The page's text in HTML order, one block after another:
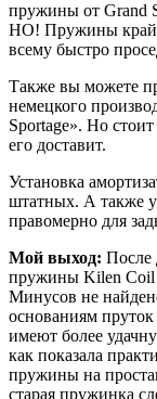
пружины от Grand
НО! Пружины
всему быстро
Также вы можете
немецкого
Sportage». Но
его доставит.
Установка
штатных. А также
правомерно для
Мой выход: После
пружины Kilen Coil
Минусов не
основаниям пруток
имеют более
как показала
пружины на
старая пружинка